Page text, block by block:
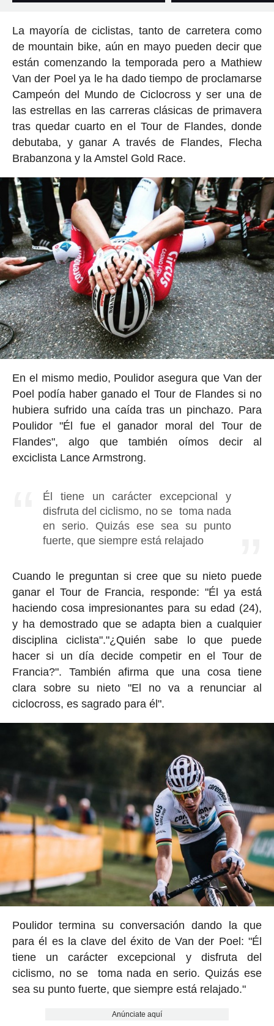
La mayoría de ciclistas, tanto de carretera como
de mountain bike, aún en mayo pueden decir que
están comenzando la temporada pero a Mathiew
Van der Poel ya le ha dado tiempo de proclamarse
Campeón del Mundo de Ciclocross y ser una de
las estrellas en las carreras clásicas de primavera
tras quedar cuarto en el Tour de Flandes, donde
debutaba, y ganar A través de Flandes, Flecha
Brabanzona y la Amstel Gold Race.
En el mismo medio, Poulidor asegura que Van der
Poel podía haber ganado el Tour de Flandes si no
hubiera sufrido una caída tras un pinchazo. Para
Poulidor "Él fue el ganador moral del Tour de
Flandes", algo que también oímos decir al
exciclista Lance Armstrong.
Él tiene un carácter excepcional y
disfruta del ciclismo, no se toma nada
en serio. Quizás ese sea su punto
fuerte, que siempre está relajado
Cuando le preguntan si cree que su nieto puede
ganar el Tour de Francia, responde: "Él ya está
haciendo cosa impresionantes para su edad (24),
y ha demostrado que se adapta bien a cualquier
disciplina ciclista"."¿Quién sabe lo que puede
hacer si un día decide competir en el Tour de
Francia?". También afirma que una cosa tiene
clara sobre su nieto "El no va a renunciar al
ciclocross, es sagrado para él".
Poulidor termina su conversación dando la que
para él es la clave del éxito de Van der Poel: "Él
tiene un carácter excepcional y disfruta del
ciclismo, no se toma nada en serio. Quizás ese
sea su punto fuerte, que siempre está relajado."
Anúnciate aquí